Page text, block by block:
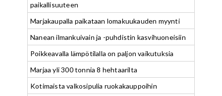
paikallisuuteen
Marjakaupalla paikataan lomakuukauden myynti
Nanean ilmankuivain ja -puhdistin kasvihuoneisiin
Poikkeavalla lämpötilalla on paljon vaikutuksia
Marjaa yli 300 tonnia 8 hehtaarilta
Kotimaista valkosipulia ruokakauppoihin